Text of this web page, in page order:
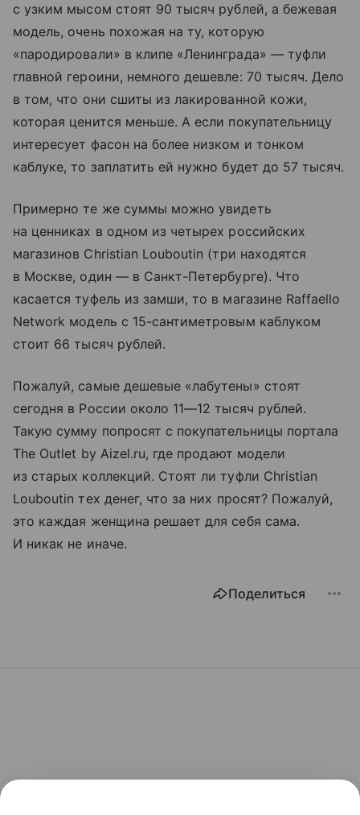
с узким мысом стоят 90 тысяч рублей, а бежевая
модель, очень похожая на ту, которую
«пародировали» в клипе «Ленинграда» —туфли
главной героини, немного дешевле: 70 тысяч. Дело
в том, что они сшиты из лакированной кожи,
которая ценится меньше. А если покупательницу
интересует фасон на более низком и тонком
каблуке, то заплатить ей нужно будет до 57 тысяч.
Примерно те же суммы можно увидеть
на ценниках в одном из четырех российских
магазинов Christian Louboutin (три находятся
в Москве, один — в Санкт-Петербурге). Что
касается туфель из замши, то в магазине Raffaello
Network модель с 15-сантиметровым каблуком
стоит 66 тысяч рублей.
Пожалуй, самые дешевые «лабутены» стоят
сегодня в России около 11—12 тысяч рублей.
Такую сумму попросят с покупательницы портала
The Outlet by Aizel.ru, где продают модели
из старых коллекций. Стоят ли туфли Christian
Louboutin тех денег, что за них просят? Пожалуй,
это каждая женщина решает для себя сама.
И никак не иначе.
Поделиться